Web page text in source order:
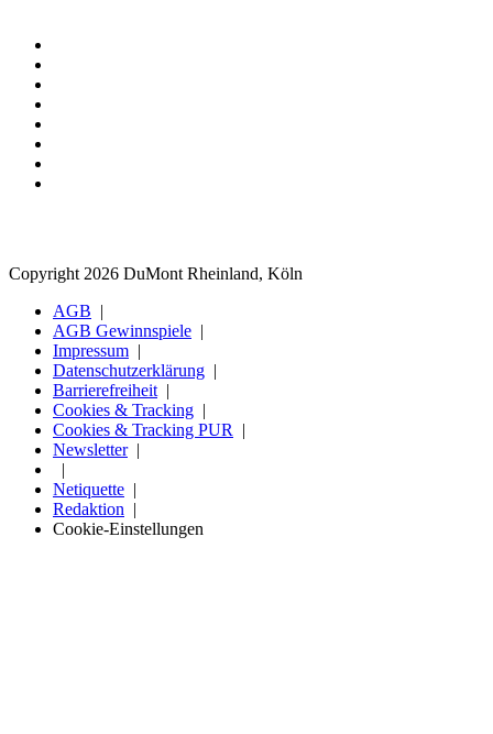
Copyright 2026 DuMont Rheinland, Köln
AGB
AGB Gewinnspiele
Impressum
Datenschutzerklärung
Barrierefreiheit
Cookies & Tracking
Cookies & Tracking PUR
Newsletter
Netiquette
Redaktion
Cookie-Einstellungen